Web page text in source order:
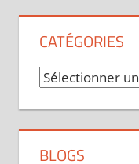
CATÉGORIES
Catégories
BLOGS